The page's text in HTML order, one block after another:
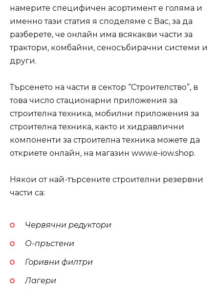
намерите специфичен асортимент е голяма и
именно тази статия я споделяме с Вас, за да
разберете, че онлайн има всякакви части за
трактори, комбайни, сеносъбирачни системи и
други.
Търсенето на части в сектор “Строителство”, в
това число стационарни приложения за
строителна техника, мобилни приложения за
строителна техника, както и хидравлични
компоненти за строителна техника можете да
откриете онлайн, на магазин www.e-iow.shop.
Някои от най-търсените строителни резервни
части са:
Червячни редуктори
О-пръстени
Горивни филтри
Лагери